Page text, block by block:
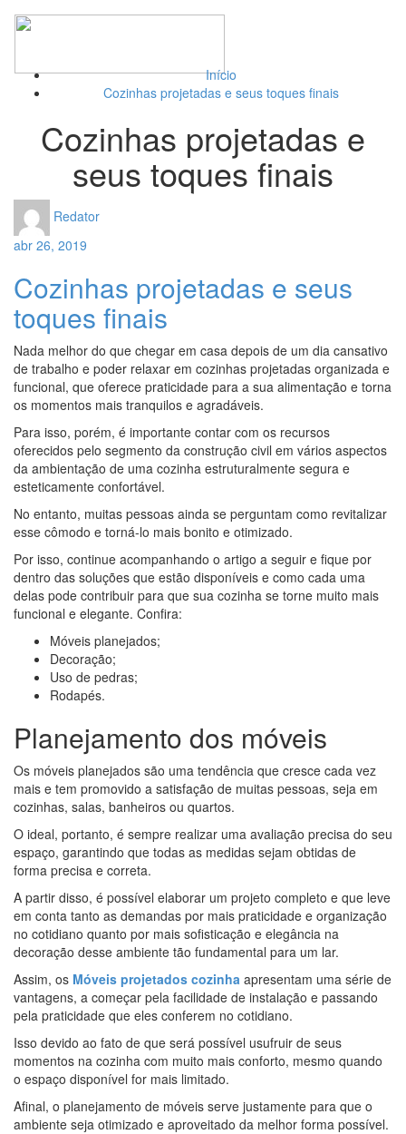
Início
Cozinhas projetadas e seus toques finais
Cozinhas projetadas e
seus toques finais
Redator
abr 26, 2019
Cozinhas projetadas e seus
toques finais
Nada melhor do que chegar em casa depois de um dia cansativo
de trabalho e poder relaxar em cozinhas projetadas organizada e
funcional, que oferece praticidade para a sua alimentação e torna
os momentos mais tranquilos e agradáveis.
Para isso, porém, é importante contar com os recursos
oferecidos pelo segmento da construção civil em vários aspectos
da ambientação de uma cozinha estruturalmente segura e
esteticamente confortável.
No entanto, muitas pessoas ainda se perguntam como revitalizar
esse cômodo e torná-lo mais bonito e otimizado.
Por isso, continue acompanhando o artigo a seguir e fique por
dentro das soluções que estão disponíveis e como cada uma
delas pode contribuir para que sua cozinha se torne muito mais
funcional e elegante. Confira:
Móveis planejados;
Decoração;
Uso de pedras;
Rodapés.
Planejamento dos móveis
Os móveis planejados são uma tendência que cresce cada vez
mais e tem promovido a satisfação de muitas pessoas, seja em
cozinhas, salas, banheiros ou quartos.
O ideal, portanto, é sempre realizar uma avaliação precisa do seu
espaço, garantindo que todas as medidas sejam obtidas de
forma precisa e correta.
A partir disso, é possível elaborar um projeto completo e que leve
em conta tanto as demandas por mais praticidade e organização
no cotidiano quanto por mais sofisticação e elegância na
decoração desse ambiente tão fundamental para um lar.
Assim, os Móveis projetados cozinha apresentam uma série de
vantagens, a começar pela facilidade de instalação e passando
pela praticidade que eles conferem no cotidiano.
Isso devido ao fato de que será possível usufruir de seus
momentos na cozinha com muito mais conforto, mesmo quando
o espaço disponível for mais limitado.
Afinal, o planejamento de móveis serve justamente para que o
ambiente seja otimizado e aproveitado da melhor forma possível.